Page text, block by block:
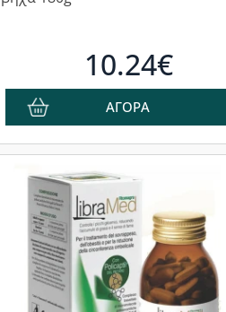
10.24€
ΑΓΟΡΑ